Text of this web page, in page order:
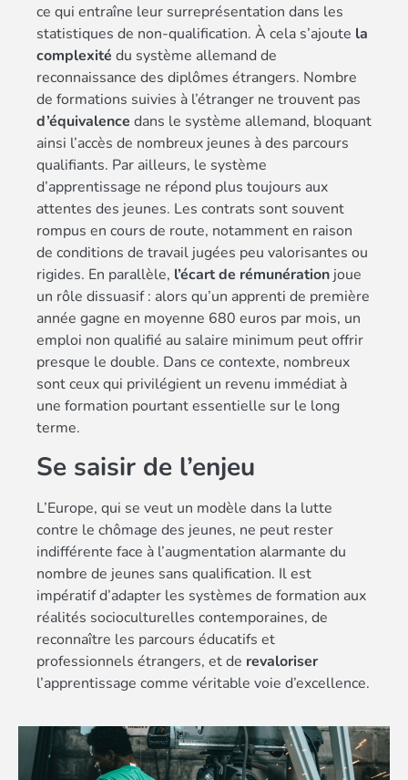
ce qui entraîne leur surreprésentation dans les
statistiques de non-qualification. À cela s’ajoute la
complexité du système allemand de
reconnaissance des diplômes étrangers. Nombre
de formations suivies à l’étranger ne trouvent pas
d’équivalence dans le système allemand, bloquant
ainsi l’accès de nombreux jeunes à des parcours
qualifiants. Par ailleurs, le système
d’apprentissage ne répond plus toujours aux
attentes des jeunes. Les contrats sont souvent
rompus en cours de route, notamment en raison
de conditions de travail jugées peu valorisantes ou
rigides. En parallèle, l’écart de rémunération joue
un rôle dissuasif : alors qu’un apprenti de première
année gagne en moyenne 680 euros par mois, un
emploi non qualifié au salaire minimum peut offrir
presque le double. Dans ce contexte, nombreux
sont ceux qui privilégient un revenu immédiat à
une formation pourtant essentielle sur le long
terme.
Se saisir de l’enjeu
L’Europe, qui se veut un modèle dans la lutte
contre le chômage des jeunes, ne peut rester
indifférente face à l’augmentation alarmante du
nombre de jeunes sans qualification. Il est
impératif d’adapter les systèmes de formation aux
réalités socioculturelles contemporaines, de
reconnaître les parcours éducatifs et
professionnels étrangers, et de revaloriser
l’apprentissage comme véritable voie d’excellence.